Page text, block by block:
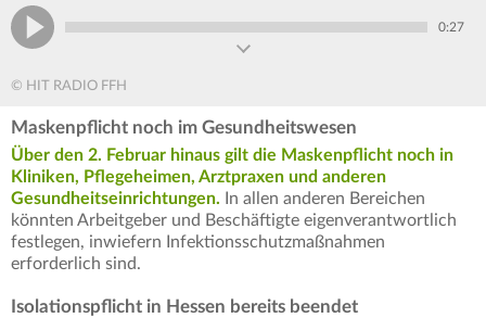
0:27
© HIT RADIO FFH
Maskenpflicht noch im Gesundheitswesen
Über den 2. Februar hinaus gilt die Maskenpflicht noch in
Kliniken, Pflegeheimen, Arztpraxen und anderen
Gesundheitseinrichtungen. In allen anderen Bereichen
könnten Arbeitgeber und Beschäftigte eigenverantwortlich
festlegen, inwiefern Infektionsschutzmaßnahmen
erforderlich sind.
Isolationspflicht in Hessen bereits beendet